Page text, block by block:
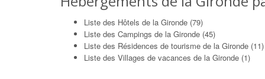
Liste des Hôtels de la Gironde (79)
Liste des Campings de la Gironde (45)
Liste des Résidences de tourisme de la Gironde (11)
Liste des Villages de vacances de la Gironde (1)